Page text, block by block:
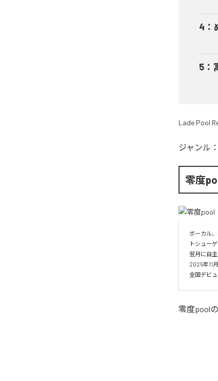
4 ：
5 ：
Lade Pool
ジャンル：
零度
ボーカル
トシュー
翌月に自主
2025年11
全国デビ
零度pool